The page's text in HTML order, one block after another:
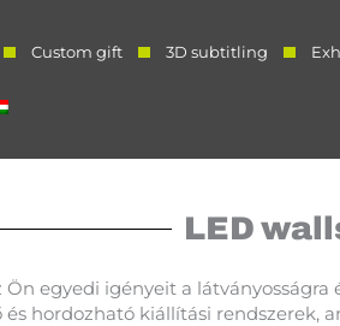
Custom gift 3D subtitling
LED
egyedi igényeit a látványosságra
és hordozható kiállítási rendszerek,